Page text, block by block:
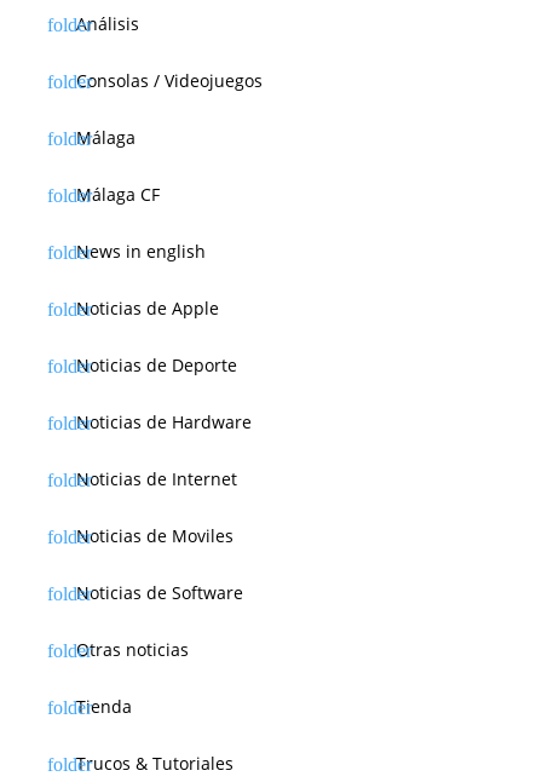
Análisis
Consolas / Videojuegos
Málaga
Málaga CF
News in english
Noticias de Apple
Noticias de Deporte
Noticias de Hardware
Noticias de Internet
Noticias de Moviles
Noticias de Software
Otras noticias
Tienda
Trucos & Tutoriales